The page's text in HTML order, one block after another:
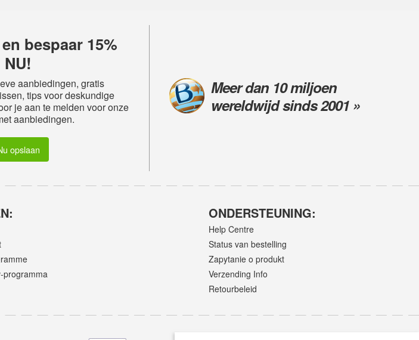
bespaar 15%
NU!
aanbiedingen, gratis
tips voor deskundige
je aan te melden voor onze
aanbiedingen.
opslaan
Meer dan 10 miljoen
wereldwijd sinds 2001 »
programma
ONDERSTEUNING:
Help Centre
Status van bestelling
Zapytanie o produkt
Verzending Info
Retourbeleid